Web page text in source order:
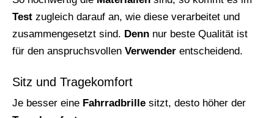
Test zugleich darauf an, wie diese verarbeitet und
zusammengesetzt sind. Denn nur beste Qualität ist
für den anspruchsvollen Verwender entscheidend.
Sitz und Tragekomfort
Je besser eine Fahrradbrille sitzt, desto höher der